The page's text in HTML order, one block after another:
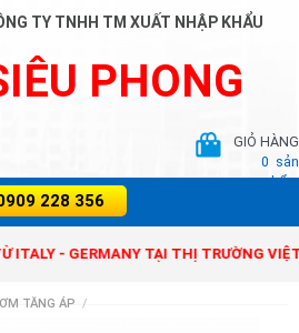
TY TNHH TM XUẤT NHẬP KHẨU
PHONG
GIỎ HÀNG
0 sản
phẩm
- GERMANY TẠI THỊ TRƯỜNG VIỆT
TĂNG ÁP /